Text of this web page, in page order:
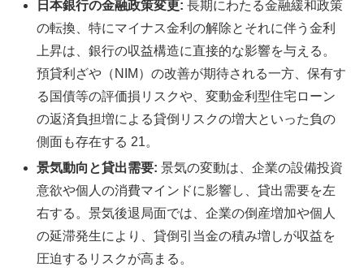
日本銀行の金融政策変更: 長期にわたる金融緩和政策
の転換、特にマイナス金利の解除とそれに伴う金利
上昇は、銀行の収益構造に直接的な影響を与える。
預貸利ざや（NIM）の改善が期待される一方、保有す
る国債等の評価損リスクや、変動金利型住宅ローン
の返済負担増による貸倒リスクの増大といった負の
側面も存在する 21。
景気動向と貸出需要: 景気の変動は、企業の設備投資
意欲や個人の消費マインドに影響し、貸出需要を左
右する。景気後退局面では、企業の倒産増加や個人
の延滞発生により、貸倒引当金の積み増しが収益を
圧迫するリスクが高まる。